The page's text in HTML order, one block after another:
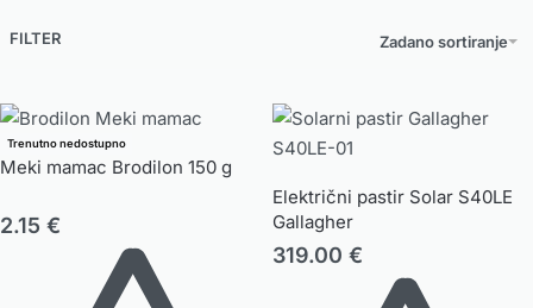
Zadano sortiranje
FILTER
Trenutno nedostupno
Meki mamac Brodilon 150 g
2.15 €
Električni pastir Solar S40LE
Gallagher
319.00 €